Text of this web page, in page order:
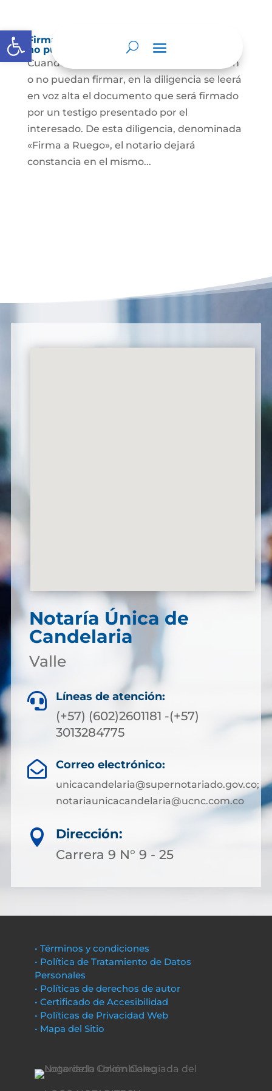
Abrir barra de herramientas
Firma a Ruego – Personas que no saben o
no puede firmar
Cuando se trate de personas que no sepan
o no puedan firmar, en la diligencia se leerá
en voz alta el documento que será firmado
por un testigo presentado por el
interesado. De esta diligencia, denominada
«Firma a Ruego», el notario dejará
constancia en el mismo...
Notaría Única de
Candelaria
Valle
 Líneas de atención:
(+57) (602)2601181 -(+57)
3013284775
 Correo electrónico:
unicacandelaria@supernotariado.gov.co;
notariaunicacandelaria@ucnc.com.co

Dirección:
Carrera 9 N° 9 - 25
• Términos y condiciones
• Política de Tratamiento de Datos
Personales
• Políticas de derechos de autor
• Certificado de Accesibilidad
• Políticas de Privacidad Web
• Mapa del Sitio